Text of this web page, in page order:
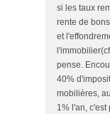
si les taux
rente de
et
pense.
40%
mobilières,
1% l'an, c'est